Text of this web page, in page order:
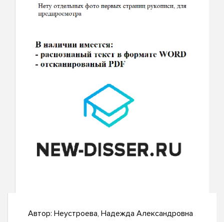
Автор: Неустроева, Надежда Александровна